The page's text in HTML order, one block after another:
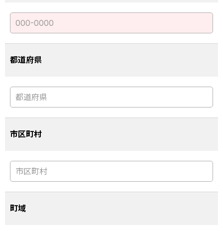
都道府県
市区町村
町域